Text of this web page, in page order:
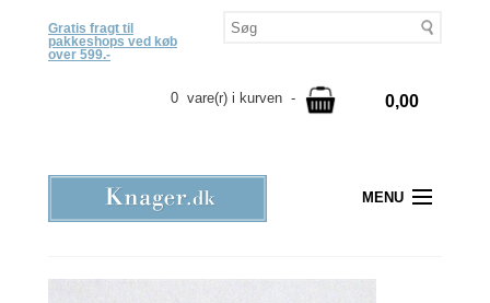
Gratis fragt til
pakkeshops ved køb
over 599.-
0 vare(r) i kurven - 0,00
MENU